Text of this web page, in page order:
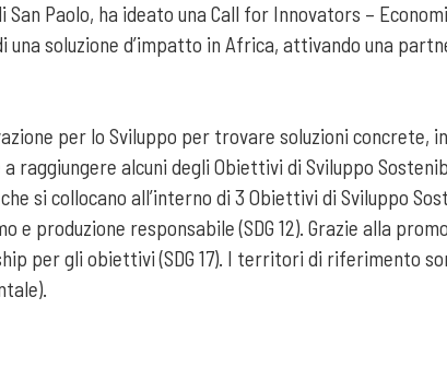
Paolo, ha ideato una Call for Innovators –
soluzione d’impatto in Africa, attivando una
per lo Sviluppo per trovare soluzioni concrete,
raggiungere alcuni degli Obiettivi di Sviluppo
si collocano all’interno di 3 Obiettivi di Sviluppo
e produzione responsabile (SDG 12). Grazie alla
per gli obiettivi (SDG 17). I territori di riferimento